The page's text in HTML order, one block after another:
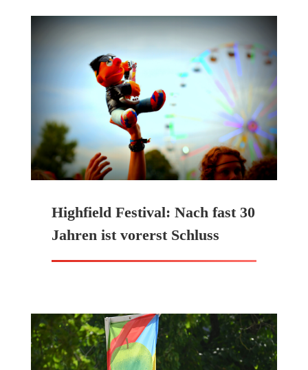
Highfield Festival: Nach fast 30
Jahren ist vorerst Schluss